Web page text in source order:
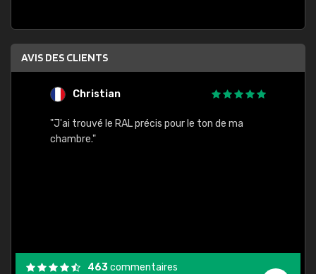
AVIS DES CLIENTS
Christian
"J'ai trouvé le RAL précis pour le ton de ma
chambre."
463commentaires